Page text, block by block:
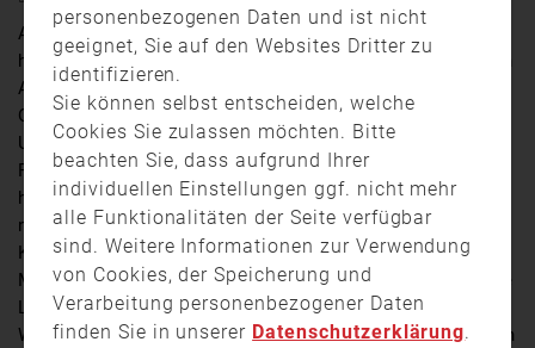
Am Dienstagnachmittag kam es im bayerisch-
hessischen Grenzgebiet zu einem Waldbrand. Zwischen
Alzenau, Kahl und Hanau standen mehrere Tausend
Quadratmeter Waldboden in Flammen. Kurz vor 13.30
Uhr wurde die Feuerwehr Kahl zu einer unklaren
Rauchentwicklung alarmiert. Wie sich schnell
herausstellte, war es zu einem Brand im Grenzgebiet
nahe der Autobahn 45 gekommen, woraufhin weitere
Kräfte aus Bayern und Hessen nachalarmiert wurden.
Mit Tanklöschfahrzeugen wurde das dringend benötigte
Löschwasser in das Waldgebiet transportiert. Den
Wehren gelang es schnell, die Ausweitung der Flammen
personenbezogenen Daten und ist nicht
geeignet, Sie auf den Websites Dritter zu
identifizieren.
Sie können selbst entscheiden, welche
Cookies Sie zulassen möchten. Bitte
beachten Sie, dass aufgrund Ihrer
individuellen Einstellungen ggf. nicht mehr
alle Funktionalitäten der Seite verfügbar
sind. Weitere Informationen zur Verwendung
von Cookies, der Speicherung und
Verarbeitung personenbezogener Daten
finden Sie in unserer Datenschutzerklärung.